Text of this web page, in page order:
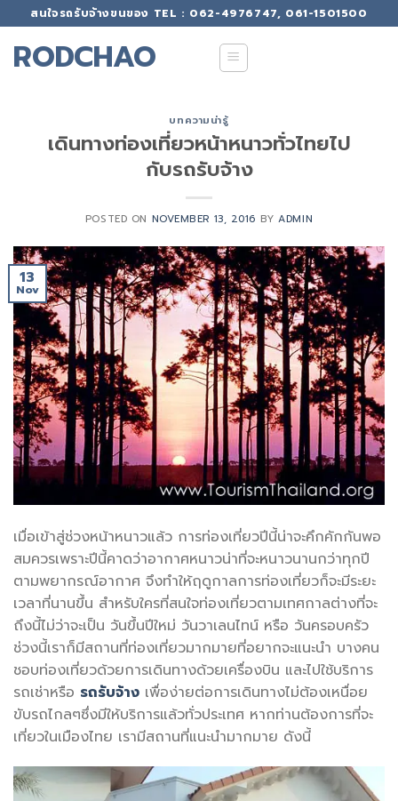
to
content
สนใจรถรับจ้างขนของ TEL : 062-4976747, 061-1501500
RODCHAO
บทความน่ารู้
เดินทางท่องเที่ยวหน้าหนาวทั่วไทยไป
กับรถรับจ้าง
POSTED ON NOVEMBER 13, 2016 BYADMIN
13
Nov
เมื่อเข้าสู่ช่วงหน้าหนาวแล้ว การท่องเที่ยวปีนี้น่าจะคึกคักกันพอ
สมควรเพราะปีนี้คาดว่าอากาศหนาวน่าที่จะหนาวนานกว่าทุกปี
ตามพยากรณ์อากาศ จึงทำให้ฤดูกาลการท่องเที่ยวก็จะมีระยะ
เวลาที่นานขึ้น สำหรับใครที่สนใจท่องเที่ยวตามเทศกาลต่างที่จะ
ถึงนี้ไม่ว่าจะเป็น วันขึ้นปีใหม่ วันวาเลนไทน์ หรือ วันครอบครัว
ช่วงนี้เราก็มีสถานที่ท่องเที่ยวมากมายที่อยากจะแนะนำ บางคน
ชอบท่องเที่ยวด้วยการเดินทางด้วยเครื่องบิน และไปใช้บริการ
รถเช่าหรือ รถรับจ้าง เพื่อง่ายต่อการเดินทางไม่ต้องเหนื่อย
ขับรถไกลๆซึ่งมีให้บริการแล้วทั่วประเทศ หากท่านต้องการที่จะ
เที่ยวในเมืองไทย เรามีสถานที่แนะนำมากมาย ดังนี้